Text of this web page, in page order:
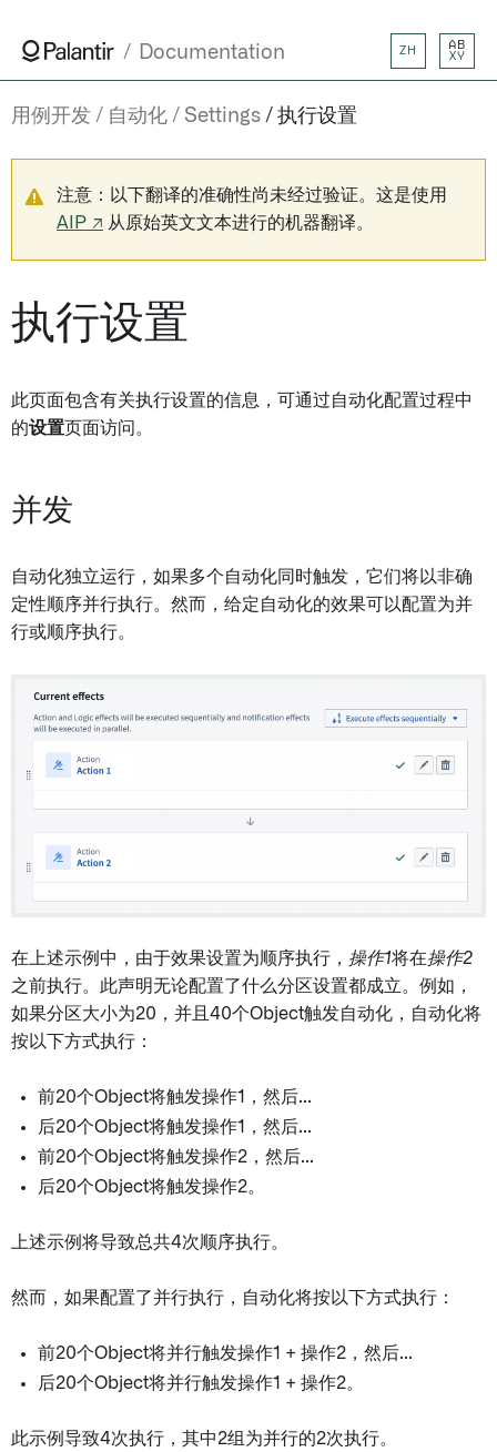
Documentation ZH
AB
XY
用例开发 自动化 Settings 执行设置
注意：以下翻译的准确性尚未经过验证。这是使用
AIP ↗ 从原始英文文本进行的机器翻译。
执行设置
此页面包含有关执行设置的信息，可通过自动化配置过程中
的设置页面访问。
并发
自动化独立运行，如果多个自动化同时触发，它们将以非确
定性顺序并行执行。然而，给定自动化的效果可以配置为并
行或顺序执行。
在上述示例中，由于效果设置为顺序执行， 操作1将在操作2
之前执行。此声明无论配置了什么分区设置都成立。例如，
如果分区大小为20，并且40个Object触发自动化，自动化将
按以下方式执行：
前20个Object将触发操作1，然后...
后20个Object将触发操作1，然后...
前20个Object将触发操作2，然后...
后20个Object将触发操作2。
上述示例将导致总共4次顺序执行。
然而，如果配置了并行执行，自动化将按以下方式执行：
前20个Object将并行触发操作1 + 操作2，然后...
后20个Object将并行触发操作1 + 操作2。
此示例导致4次执行，其中2组为并行的2次执行。